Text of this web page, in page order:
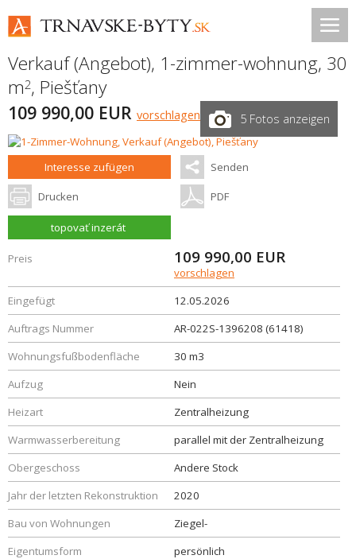
Verkauf (Angebot), 1-zimmer-wohnung, 30
m2, Piešťany
109 990,00 EUR vorschlagen 5 Fotos anzeigen
Interesse zufügen Senden
Drucken PDF
topovať inzerát
Preis 109 990,00 EUR
vorschlagen
Eingefügt
12.05.2026
Auftrags Nummer
AR-022S-1396208 (61418)
Wohnungsfußbodenfläche
30 m3
Aufzug
Nein
Heizart
Zentralheizung
Warmwasserbereitung
parallel mit der Zentralheizung
Obergeschoss
Andere Stock
Jahr der letzten Rekonstruktion
2020
Bau von Wohnungen
Ziegel-
Eigentumsform
persönlich